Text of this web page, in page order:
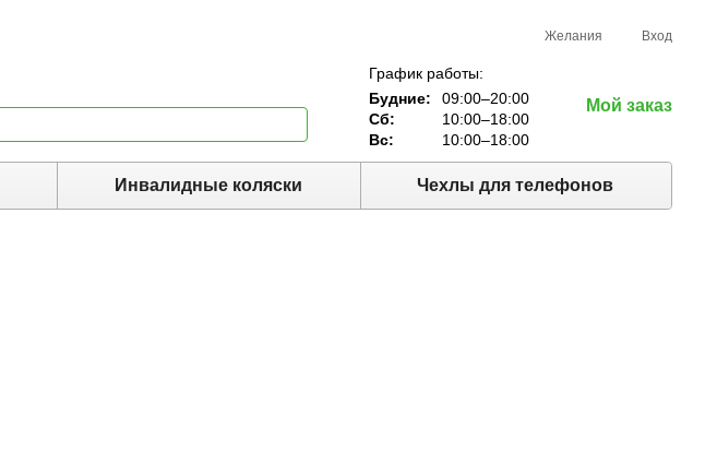
Желания Вход
График работы:
Будние:
09:00–20:00
Сб:
10:00–18:00
Вс:
10:00–18:00
Мой заказ
Инвалидные коляски Чехлы для телефонов